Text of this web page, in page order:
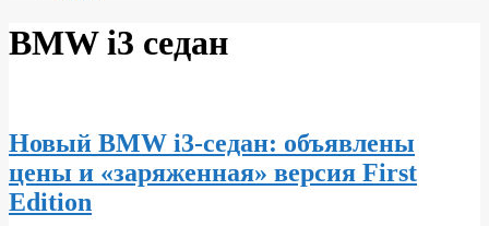
BMW i3 седан
Новый BMW i3-седан: объявлены
цены и «заряженная» версия First
Edition